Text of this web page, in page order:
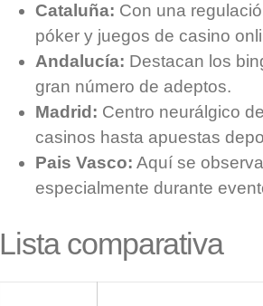
Cataluña: Con una
póker y juegos de casino
Andalucía: Destacan los
gran número de adeptos.
Madrid: Centro neurálgico
casinos hasta apuestas
Pais Vasco: Aquí se
especialmente durante
Lista comparativa